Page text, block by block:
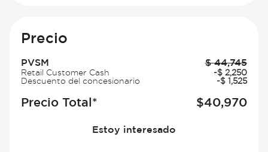
Precio
PVSM $ 44,745
Retail Customer Cash -$ 2,250
Descuento del concesionario
-$ 1,525
Precio Total* $40,970
Estoy interesado